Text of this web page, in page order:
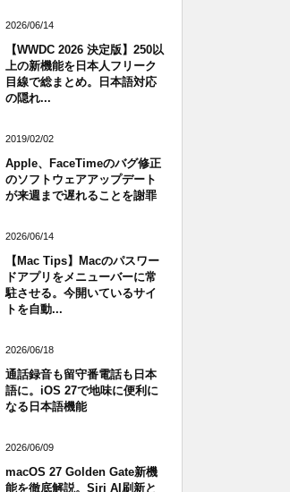
2026/06/14
【WWDC 2026 決定版】250以
上の新機能を日本人フリーク
目線で総まとめ。日本語対応
の隠れ...
2019/02/02
Apple、FaceTimeのバグ修正
のソフトウェアアップデート
が来週まで遅れることを謝罪
2026/06/14
【Mac Tips】Macのパスワー
ドアプリをメニューバーに常
駐させる。今開いているサイ
トを自動...
2026/06/18
通話録音も留守番電話も日本
語に。iOS 27で地味に便利に
なる日本語機能
2026/06/09
macOS 27 Golden Gate新機
能を徹底解説。Siri AI刷新と